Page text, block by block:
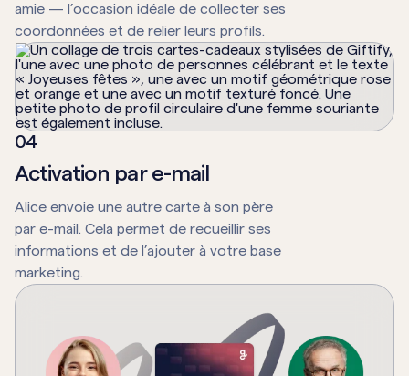
amie — l’occasion idéale de collecter ses
coordonnées et de relier leurs profils.
04
Activation par e-mail
Alice envoie une autre carte à son père
par e-mail. Cela permet de recueillir ses
informations et de l’ajouter à votre base
marketing.